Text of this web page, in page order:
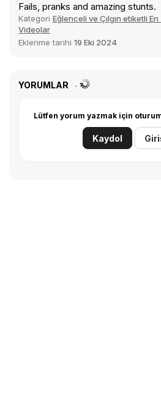
Fails, pranks and amazing stunts.
Kategori Eğlenceli ve Çılgın etiketli
Videolar
Eklenme tarihi 19 Eki 2024
YORUMLAR
Lütfen yorum yazmak için
Kaydol